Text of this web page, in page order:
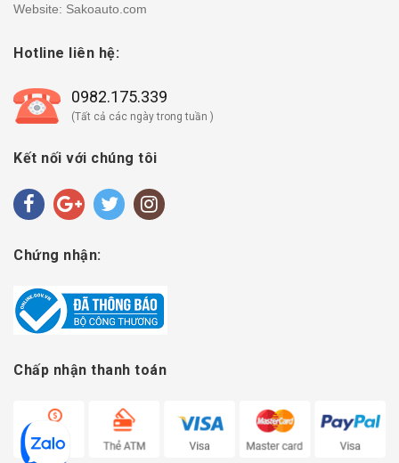
Website: Sakoauto.com
Hotline liên hệ:
0982.175.339
(Tất cả các ngày trong tuần )
Kết nối với chúng tôi
Chứng nhận:
Chấp nhận thanh toán